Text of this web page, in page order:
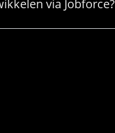
via Jobforce?